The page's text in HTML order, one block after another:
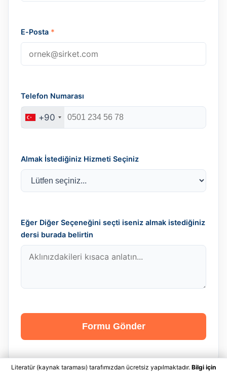
E-Posta *
Telefon Numarası
+90
Almak İstediğiniz Hizmeti Seçiniz
Eğer Diğer Seçeneğini seçti iseniz almak istediğiniz
dersi burada belirtin
Formu Gönder
Literatür (kaynak taraması) tarafımızdan ücretsiz yapılmaktadır. Bilgi için